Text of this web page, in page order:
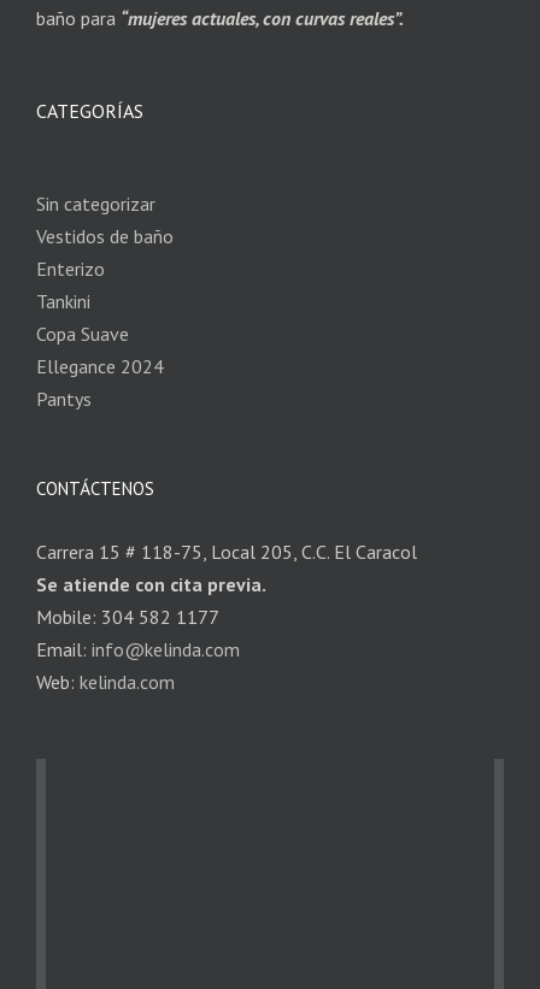
baño para “mujeres actuales, con curvas reales”.
CATEGORÍAS
Sin categorizar
Vestidos de baño
Enterizo
Tankini
Copa Suave
Ellegance 2024
Pantys
CONTÁCTENOS
Carrera 15 # 118-75, Local 205, C.C. El Caracol
Se atiende con cita previa.
Mobile: 304 582 1177
Email: info@kelinda.com
Web: kelinda.com